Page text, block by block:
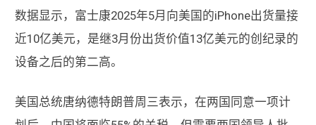
数据显示，富士康2025年5月向美国的iPhone出货量接
近10亿美元，是继3月份出货价值13亿美元的创纪录的
设备之后的第二高。
美国总统唐纳德特朗普周三表示，在两国同意一项计